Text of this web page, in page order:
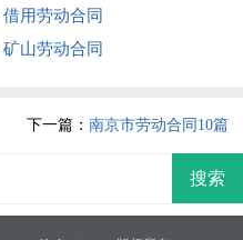
借用劳动合同
矿山劳动合同
下一篇： 南京市劳动合同10篇